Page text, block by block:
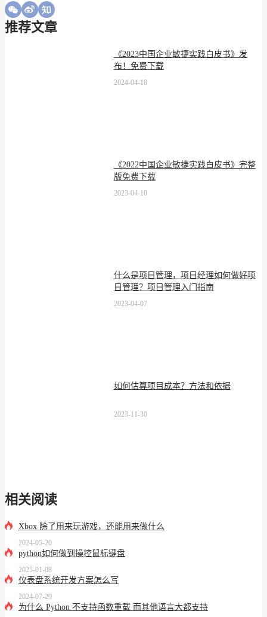
推荐文章
《2023中国企业敏捷实践白皮书》发
布！免费下载
2024-04-18
《2022中国企业敏捷实践白皮书》完整
版免费下载
2023-04-10
什么是项目管理，项目经理如何做好项
目管理？项目管理入门指南
2023-04-07
如何估算项目成本？方法和依据
2023-11-30
相关阅读
Xbox 除了用来玩游戏，还能用来做什么
2024-05-20
python如何做到操控鼠标键盘
2025-01-08
仪表盘系统开发方案怎么写
2024-07-29
为什么 Python 不支持函数重载 而其他语言大都支持